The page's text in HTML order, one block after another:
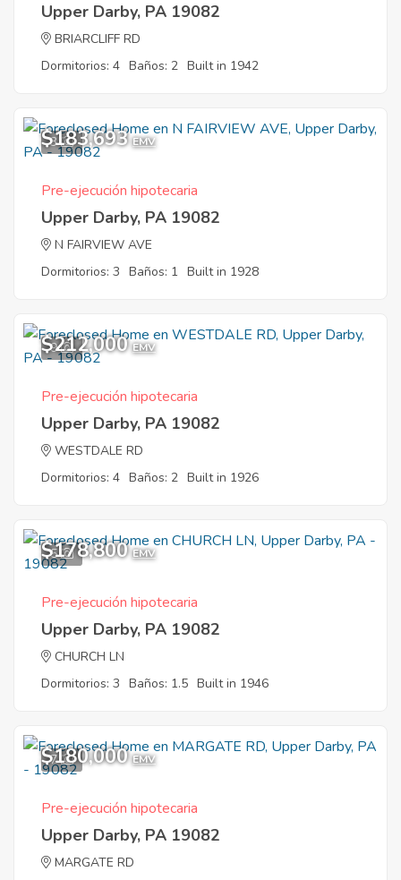
Upper Darby, PA 19082
BRIARCLIFF RD
Dormitorios: 4 Baños: 2 Built in 1942
3
$183,693 EMV
Pre-ejecución hipotecaria
Upper Darby, PA 19082
N FAIRVIEW AVE
Dormitorios: 3 Baños: 1 Built in 1928
9
$212,000 EMV
Pre-ejecución hipotecaria
Upper Darby, PA 19082
WESTDALE RD
Dormitorios: 4 Baños: 2 Built in 1926
5
$178,800 EMV
Pre-ejecución hipotecaria
Upper Darby, PA 19082
CHURCH LN
Dormitorios: 3 Baños: 1.5 Built in 1946
7
$180,000 EMV
Pre-ejecución hipotecaria
Upper Darby, PA 19082
MARGATE RD